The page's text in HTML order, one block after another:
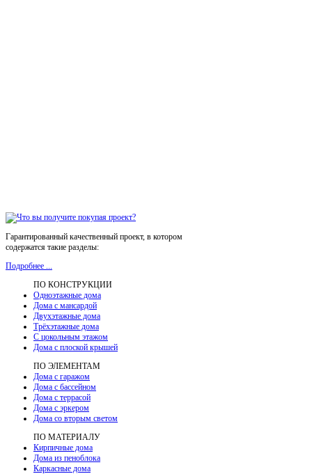
Гарантированный качественный проект, в котором
содержатся такие разделы:
Подробнее ...
ПО КОНСТРУКЦИИ
Одноэтажные дома
Дома с мансардой
Двухэтажные дома
Трёхэтажные дома
С цокольным этажом
Дома с плоской крышей
ПО ЭЛЕМЕНТАМ
Дома с гаражом
Дома с бассейном
Дома с террасой
Дома с эркером
Дома со вторым светом
ПО МАТЕРИАЛУ
Кирпичные дома
Дома из пеноблока
Каркасные дома